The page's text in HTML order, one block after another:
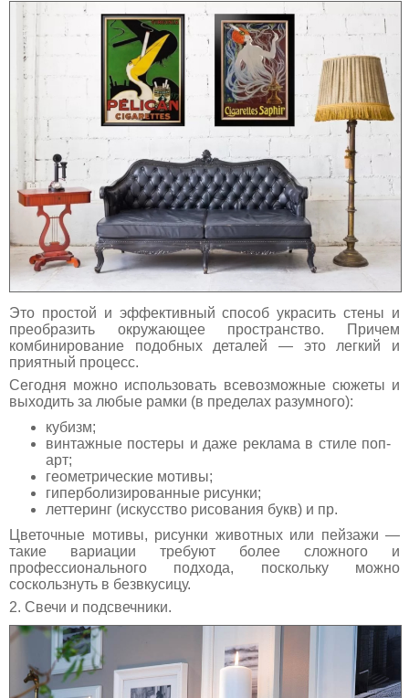
Это простой и эффективный способ украсить стены и
преобразить окружающее пространство. Причем
комбинирование подобных деталей — это легкий и
приятный процесс.
Сегодня можно использовать всевозможные сюжеты и
выходить за любые рамки (в пределах разумного):
кубизм;
винтажные постеры и даже реклама в стиле поп-
арт;
геометрические мотивы;
гиперболизированные рисунки;
леттеринг (искусство рисования букв) и пр.
Цветочные мотивы, рисунки животных или пейзажи —
такие вариации требуют более сложного и
профессионального подхода, поскольку можно
соскользнуть в безвкусицу.
2. Свечи и подсвечники.